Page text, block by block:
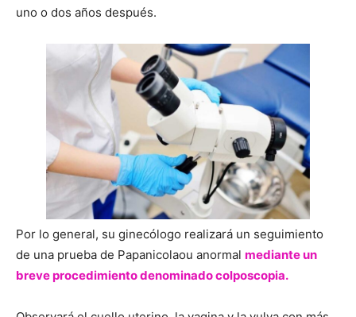
uno o dos años después.
Por lo general, su ginecólogo realizará un seguimiento
de una prueba de Papanicolaou anormal mediante un
breve procedimiento denominado colposcopia.